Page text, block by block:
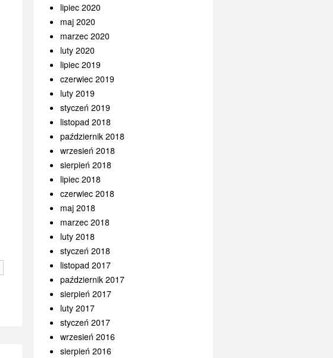
lipiec 2020
maj 2020
marzec 2020
luty 2020
lipiec 2019
czerwiec 2019
luty 2019
styczeń 2019
listopad 2018
październik 2018
wrzesień 2018
sierpień 2018
lipiec 2018
czerwiec 2018
maj 2018
marzec 2018
luty 2018
styczeń 2018
listopad 2017
październik 2017
sierpień 2017
luty 2017
styczeń 2017
wrzesień 2016
sierpień 2016